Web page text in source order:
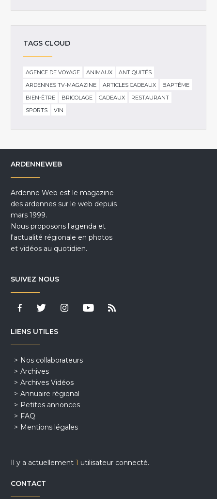
TAGS CLOUD
AGENCE DE VOYAGE ANIMAUX
ANTIQUITÉS
ARDENNES TV-MAGAZINE
ARTICLES CADEAUX
BAPTÊME
BIEN-ÊTRE
BRICOLAGE CADEAUX
RESTAURANT
SPORTS
VIN
ARDENNEWEB
Ardenne Web est le magazine
des ardennes sur le web depuis
mars 1999.
Nous proposons l'agenda et
l'actualité régionale en photos
et vidéos au quotidien.
SUIVEZ NOUS
LIENS UTILES
Nos collaborateurs
Archives
Archives Vidéos
Annuaire régional
Petites annonces
FAQ
Mentions légales
Il y a actuellement1 utilisateur connecté.
CONTACT